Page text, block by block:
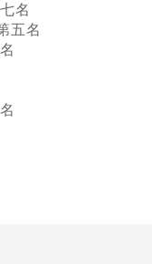
名
五名